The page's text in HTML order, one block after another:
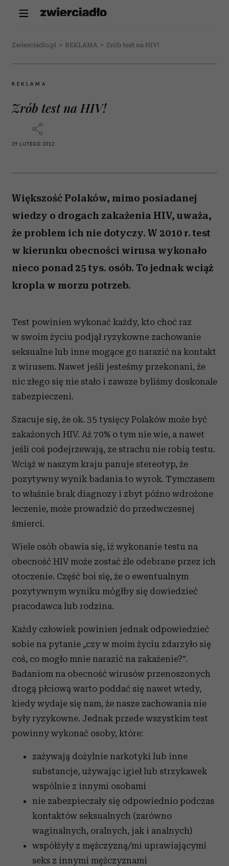
Zwierciadlo.pl > REKLAMA > Zrób test na HIV!
REKLAMA
Zrób test na HIV!
29 LUTEGO 2012
Większość Polaków, mimo posiadanej
wiedzy o drogach zakażenia HIV, uważa,
że problem ich nie dotyczy. W 2010 r. test
w kierunku obecności wirusa wykonało
nieco ponad 25 tys. osób. To jednak wciąż
kropla w morzu potrzeb.
Test powinien wykonać każdy, kto choć raz
w swoim życiu podjął ryzykowne zachowanie
seksualne lub inne mogące go narazić na kontakt
z wirusem. Nawet jeśli jesteśmy przekonani, że
nic złego się nie stało i zawsze byliśmy doskonale
zabezpieczeni.
Szacuje się, że ok. 35 tysięcy Polaków może być
zakażonych HIV. Aż 70% o tym nie wie, a nawet
jeśli coś podejrzewają, ze strachu nie robią testu.
Wciąż w naszym kraju panuje stereotyp, że
pozytywny wynik badania to wyrok. Tymczasem
to właśnie brak diagnozy i zbyt późno wdrożone
leczenie, może prowadzić do przedwczesnej
śmierci.
Wiele osób obawia się, iż wykonanie testu na
obecność HIV może zostać źle odebrane przez ich
otoczenie. Część boi się, że o ewentualnym
pozytywnym wyniku mógłby się dowiedzieć
pracodawca lub rodzina.
Każdy człowiek powinien jednak odpowiedzieć
sobie na pytanie „czy w moim życiu zdarzyło się
coś, co mogło mnie narazić na zakażenie?”.
Badaniom na obecność wirusów przenoszonych
drogą płciową warto poddać się nawet wtedy,
kiedy wydaje się nam, że nasze zachowania nie
były ryzykowne. Jednak przede wszystkim test
powinny wykonać osoby, które:
zażywają dożylnie narkotyki lub inne
substancje, używając igieł lub strzykawek
wspólnie z innymi osobami
nie zabezpieczały się odpowiednio podczas
kontaktów seksualnych (zarówno
waginalnych, oralnych, jak i analnych)
współżyły z mężczyzną/mi uprawiającymi
seks z innymi mężczyznami